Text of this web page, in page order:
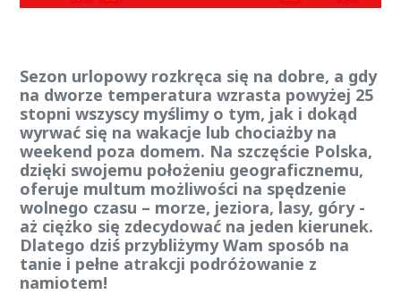
Sezon urlopowy rozkręca się na dobre, a gdy
na dworze temperatura wzrasta powyżej 25
stopni wszyscy myślimy o tym, jak i dokąd
wyrwać się na wakacje lub chociażby na
weekend poza domem. Na szczęście Polska,
dzięki swojemu położeniu geograficznemu,
oferuje multum możliwości na spędzenie
wolnego czasu – morze, jeziora, lasy, góry -
aż ciężko się zdecydować na jeden kierunek.
Dlatego dziś przybliżymy Wam sposób na
tanie i pełne atrakcji podróżowanie z
namiotem!